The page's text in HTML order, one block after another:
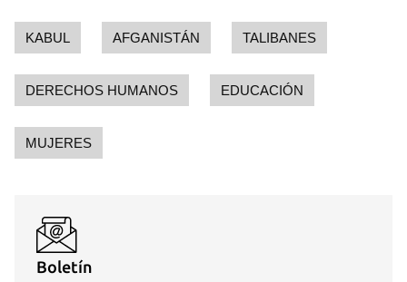
KABUL AFGANISTÁN TALIBANES
DERECHOS HUMANOS EDUCACIÓN
MUJERES
Boletín